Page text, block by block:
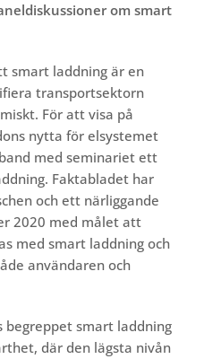
om smart
smart laddning är en
transportsektorn
För att visa på
nytta för elsystemet
med seminariet ett
Faktabladet har
och ett närliggande
2020 med målet att
med smart laddning och
användaren och
smart laddning
där den lägsta nivån